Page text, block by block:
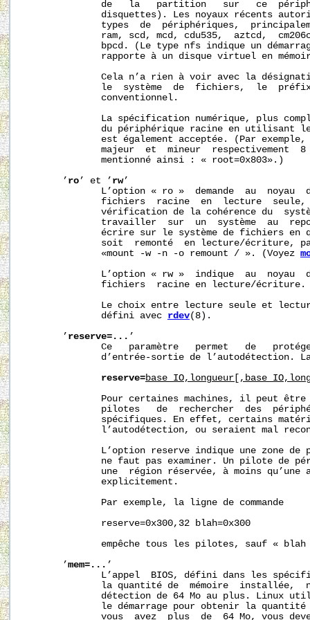
de   la   partition   sur   ce
disquettes). Les noyaux récents
types  de  périphériques,
ram, scd, mcd, cdu535,  aztcd,
bpcd. (Le type nfs indique un
rapporte à un disque virtuel en
Cela n’a rien à voir avec la
le  système  de  fichiers,  le
              conventionnel.
La spécification numérique, plus
du périphérique racine en utilisant
est également acceptée. (Par
majeur  et  mineur  respectivement
              mentionné ainsi : « root=0x803».)
       ’
ro’ et ’ rw’
L’option « ro »  demande  au  noyau
fichiers  racine  en  lecture
vérification de la cohérence du
travailler  sur  un  système  au
écrire sur le système de fichiers en
soit  remonté  en lecture/écriture,
              «mount -w -n -o remount / ». (Voyez
L’option « rw »  indique  au  noyau
fichiers  racine en lecture/
Le choix entre lecture seule et
              défini avec
rdev(8).
       ’
reserve=... ’
Ce   paramètre   permet   de
d’entrée-sortie de l’autodétection.
reserve=
Pour certaines machines, il peut
pilotes   de  rechercher  des
spécifiques. En effet, certains
l’autodétection, ou seraient mal
L’option reserve indique une zone de
ne faut pas examiner. Un pilote de
une  région réservée, à moins qu’une
              explicitement.
              Par exemple, la ligne de commande
              reserve=0x300,32 blah=0x300
empêche tous les pilotes, sauf «
       ’
mem=... ’
L’appel  BIOS, défini dans les
la quantité de  mémoire  installée,
détection de 64 Mo au plus. Linux
le démarrage pour obtenir la
vous  avez  plus  de  64 Mo, vous